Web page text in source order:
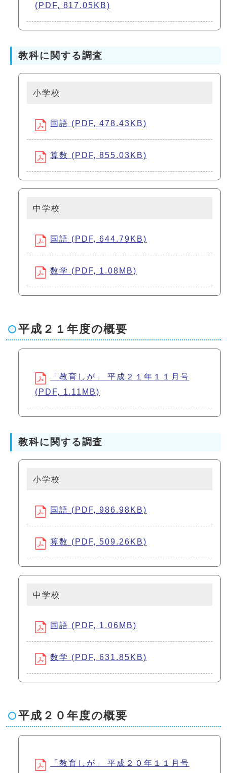
(PDF, 817.05KB)
教科に関する調査
小学校
国語 (PDF, 478.43KB)
算数 (PDF, 855.03KB)
中学校
国語 (PDF, 644.79KB)
数学 (PDF, 1.08MB)
平成２１年度の概要
「教育しが」 平成２１年１１月号
(PDF, 1.11MB)
教科に関する調査
小学校
国語 (PDF, 986.98KB)
算数 (PDF, 509.26KB)
中学校
国語 (PDF, 1.06MB)
数学 (PDF, 631.85KB)
平成２０年度の概要
「教育しが」 平成２０年１１月号